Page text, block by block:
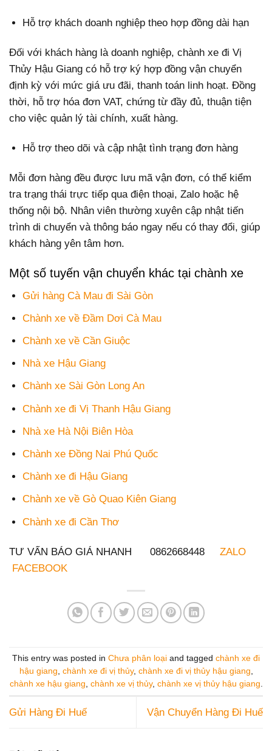
Hỗ trợ khách doanh nghiệp theo hợp đồng dài hạn
Đối với khách hàng là doanh nghiệp, chành xe đi Vị
Thủy Hậu Giang có hỗ trợ ký hợp đồng vận chuyển
định kỳ với mức giá ưu đãi, thanh toán linh hoạt. Đồng
thời, hỗ trợ hóa đơn VAT, chứng từ đầy đủ, thuận tiện
cho việc quản lý tài chính, xuất hàng.
Hỗ trợ theo dõi và cập nhật tình trạng đơn hàng
Mỗi đơn hàng đều được lưu mã vận đơn, có thể kiểm
tra trạng thái trực tiếp qua điện thoại, Zalo hoặc hệ
thống nội bộ. Nhân viên thường xuyên cập nhật tiến
trình di chuyển và thông báo ngay nếu có thay đổi, giúp
khách hàng yên tâm hơn.
Một số tuyến vận chuyển khác tại chành xe
Gửi hàng Cà Mau đi Sài Gòn
Chành xe về Đầm Dơi Cà Mau
Chành xe về Cần Giuộc
Nhà xe Hậu Giang
Chành xe Sài Gòn Long An
Chành xe đi Vị Thanh Hậu Giang
Nhà xe Hà Nội Biên Hòa
Chành xe Đồng Nai Phú Quốc
Chành xe đi Hậu Giang
Chành xe về Gò Quao Kiên Giang
Chành xe đi Cần Thơ
TƯ VẤN BÁO GIÁ NHANH 0862668448 ZALO
FACEBOOK
This entry was posted in Chưa phân loại and tagged chành xe đi
hậu giang, chành xe đi vị thủy, chành xe đi vị thủy hậu giang,
chành xe hậu giang, chành xe vị thủy, chành xe vị thủy hậu giang.
Gửi Hàng Đi Huế Vận Chuyển Hàng Đi Huế